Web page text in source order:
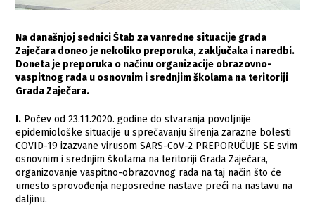
Na današnjoj sednici Štab za vanredne situacije grada
Zaječara doneo je nekoliko preporuka, zaključaka i naredbi.
Doneta je preporuka o načinu organizacije obrazovno-
vaspitnog rada u osnovnim i srednjim školama na teritoriji
Grada Zaječara.
​I. Počev od 23.11.2020. godine do stvaranja povoljnije
epidemiološke situacije u sprečavanju širenja zarazne bolesti
COVID-19 izazvane virusom SARS-CoV-2 PREPORUČUJE SE svim
osnovnim i srednjim školama na teritoriji Grada Zaječara,
organizovanje vaspitno-obrazovnog rada na taj način što će
umesto sprovođenja neposredne nastave preći na nastavu na
daljinu.